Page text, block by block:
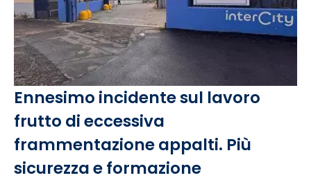
Ennesimo incidente sul lavoro
frutto di eccessiva
frammentazione appalti. Più
sicurezza e formazione